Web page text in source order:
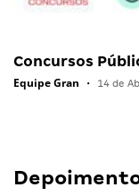
Concursos
Equipe Gran • 14 de